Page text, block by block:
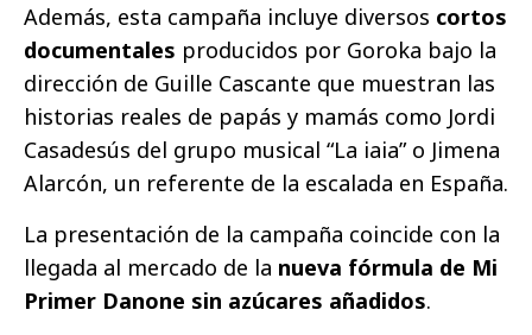
Además, esta campaña incluye diversos cortos
documentales producidos por Goroka bajo la
dirección de Guille Cascante que muestran las
historias reales de papás y mamás como Jordi
Casadesús del grupo musical “La iaia” o Jimena
Alarcón, un referente de la escalada en España.
La presentación de la campaña coincide con la
llegada al mercado de la nueva fórmula de Mi
Primer Danone sin azúcares añadidos.